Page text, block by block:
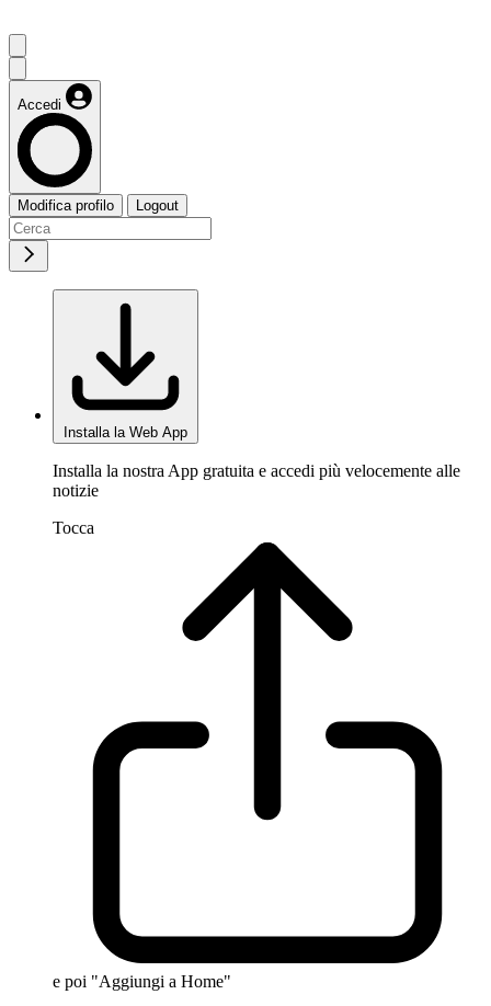
Accedi
Modifica profilo Logout
Installa la Web App
Installa la nostra App gratuita e accedi più velocemente alle
notizie
Tocca
e poi "Aggiungi a Home"